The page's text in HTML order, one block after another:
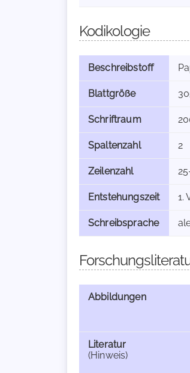
Kodikologie
Beschreibstoff
Blattgröße
Schriftraum
Spaltenzahl 2
Zeilenzahl
Entstehungszeit 1.
Schreibsprache
Abbildungen
Literatur
(Hinweis)